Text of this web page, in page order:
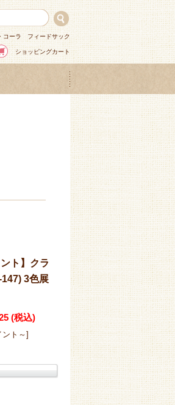
コーラ フィードサック
ショッピングカート
ト】クラ
3色展
(税込)
ント～]